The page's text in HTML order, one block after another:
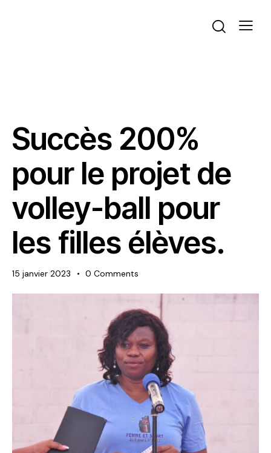
Succès 200%
pour le projet de
volley-ball pour
les filles élèves.
15 janvier 2023 0 Comments